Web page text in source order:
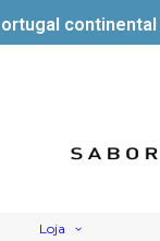
continental
Loja